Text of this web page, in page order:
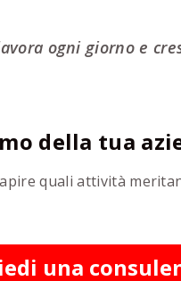
ogni giorno e
della tua
quali attività
una